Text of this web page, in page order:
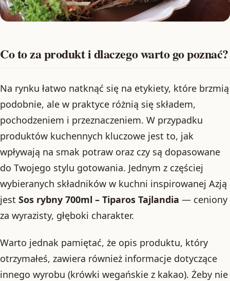
Co to za produkt i dlaczego warto go poznać?
Na rynku łatwo natknąć się na etykiety, które brzmią
podobnie, ale w praktyce różnią się składem,
pochodzeniem i przeznaczeniem. W przypadku
produktów kuchennych kluczowe jest to, jak
wpływają na smak potraw oraz czy są dopasowane
do Twojego stylu gotowania. Jednym z częściej
wybieranych składników w kuchni inspirowanej Azją
jest Sos rybny 700ml – Tiparos Tajlandia — ceniony
za wyrazisty, głęboki charakter.
Warto jednak pamiętać, że opis produktu, który
otrzymałeś, zawiera również informacje dotyczące
innego wyrobu (krówki wegańskie z kakao). Żeby nie